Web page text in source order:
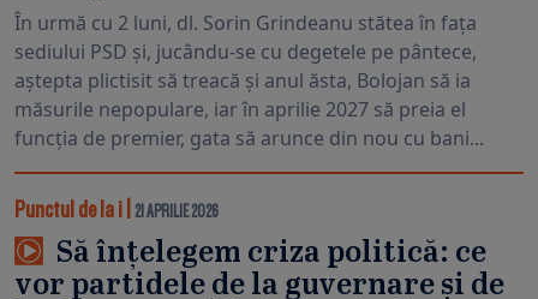
În urmă cu 2 luni, dl. Sorin Grindeanu stătea în fața
sediului PSD și, jucându-se cu degetele pe pântece,
aștepta plictisit să treacă și anul ăsta, Bolojan să ia
măsurile nepopulare, iar în aprilie 2027 să preia el
funcția de premier, gata să arunce din nou cu bani...
Punctul de la i 21 APRILIE 2026
Să înțelegem criza politică: ce
vor partidele de la guvernare și de